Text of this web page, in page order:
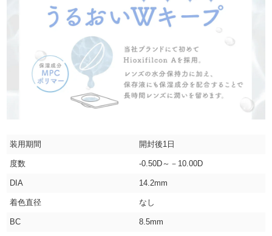
装用期間 開封後1日
度数 -0.50D～－10.00D
DIA 14.2mm
着色直径 なし
BC 8.5mm